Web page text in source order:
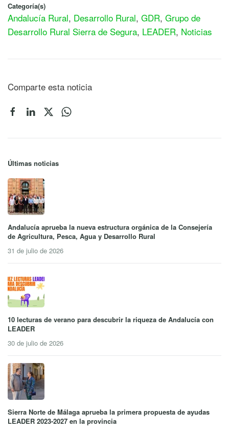
Categoría(s)
Andalucía Rural, Desarrollo Rural, GDR, Grupo de
Desarrollo Rural Sierra de Segura, LEADER, Noticias
Comparte esta noticia
Últimas noticias
Andalucía aprueba la nueva estructura orgánica de la Consejería
de Agricultura, Pesca, Agua y Desarrollo Rural
31 de julio de 2026
10 lecturas de verano para descubrir la riqueza de Andalucía con
LEADER
30 de julio de 2026
Sierra Norte de Málaga aprueba la primera propuesta de ayudas
LEADER 2023-2027 en la provincia